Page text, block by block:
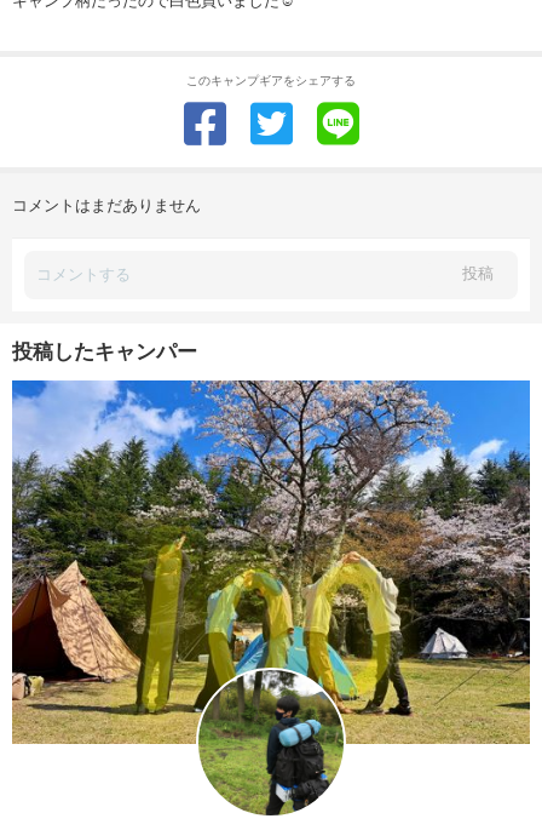
このキャンプギアをシェアする
コメントはまだありません
投稿
投稿したキャンパー